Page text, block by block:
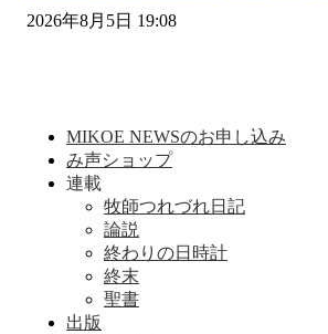
2026年8月5日 19:08
MIKOE NEWSのお申し込み
み声ショップ
連載
牧師つれづれ日記
論説
終わりの日時計
終末
聖書
出版